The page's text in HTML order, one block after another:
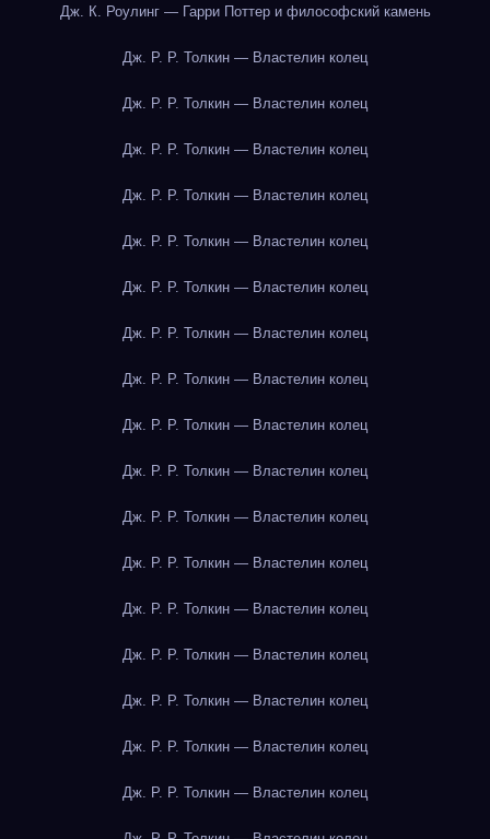
Дж. К. Роулинг — Гарри Поттер и философский камень
Дж. Р. Р. Толкин — Властелин колец
Дж. Р. Р. Толкин — Властелин колец
Дж. Р. Р. Толкин — Властелин колец
Дж. Р. Р. Толкин — Властелин колец
Дж. Р. Р. Толкин — Властелин колец
Дж. Р. Р. Толкин — Властелин колец
Дж. Р. Р. Толкин — Властелин колец
Дж. Р. Р. Толкин — Властелин колец
Дж. Р. Р. Толкин — Властелин колец
Дж. Р. Р. Толкин — Властелин колец
Дж. Р. Р. Толкин — Властелин колец
Дж. Р. Р. Толкин — Властелин колец
Дж. Р. Р. Толкин — Властелин колец
Дж. Р. Р. Толкин — Властелин колец
Дж. Р. Р. Толкин — Властелин колец
Дж. Р. Р. Толкин — Властелин колец
Дж. Р. Р. Толкин — Властелин колец